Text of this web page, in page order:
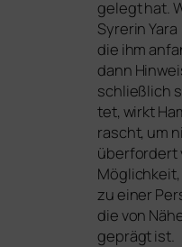
ge­legt hat.
Syrerin
die ihm
dann
schließ­lich
tet, wirkt
rascht, um
über­for­dert
zu einer
die von
geprägt ist.